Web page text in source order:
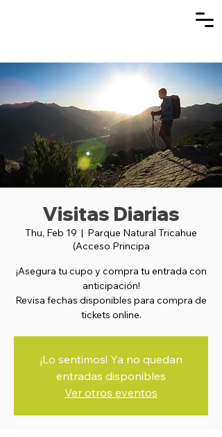
Visitas Diarias
Thu, Feb 19
  |
Parque Natural Tricahue
(Acceso Principa
¡Asegura tu cupo y compra tu entrada con
anticipación!
Revisa fechas disponibles para compra de
tickets online.
¡Lo sentimos! Ya no quedan
entradas disponibles
Ver otros eventos